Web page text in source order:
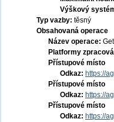
Výškový
Typ vazby: těsný
Obsahovaná operace
Název operace:
Platformy
Přístupové místo
Odkaz: https://
Přístupové místo
Odkaz: https://
Přístupové místo
Odkaz: https://